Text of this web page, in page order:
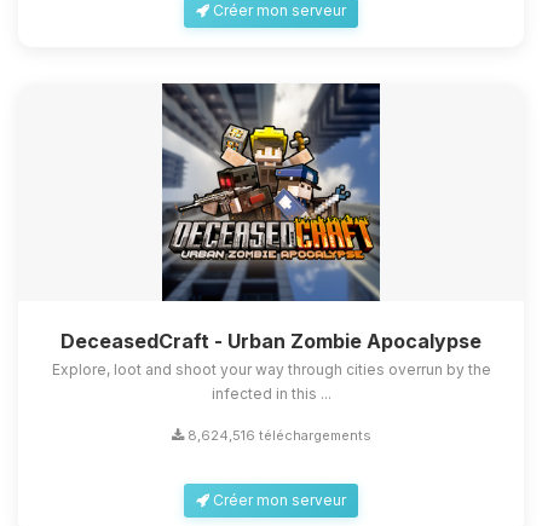
Créer mon serveur
DeceasedCraft - Urban Zombie Apocalypse
Explore, loot and shoot your way through cities overrun by the
infected in this ...
8,624,516 téléchargements
Créer mon serveur